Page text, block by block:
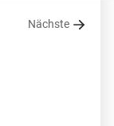
Nächste